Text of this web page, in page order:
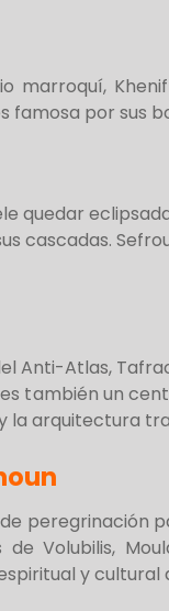
marroquí,
famosa por sus
quedar
cascadas.
Anti-Atlas,
también un
la arquitectura
peregrinación
de Volubilis,
y cultural